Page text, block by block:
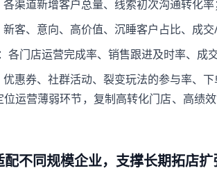
各渠道新增客户总量、线索初次沟通转化率
新客、意向、高价值、沉睡客户占比、成
：各门店运营完成率、销售跟进及时率、成
优惠券、社群活动、裂变玩法的参与率、
位运营薄弱环节，复制高转化门店、高绩
不同规模企业，支撑长期拓店扩